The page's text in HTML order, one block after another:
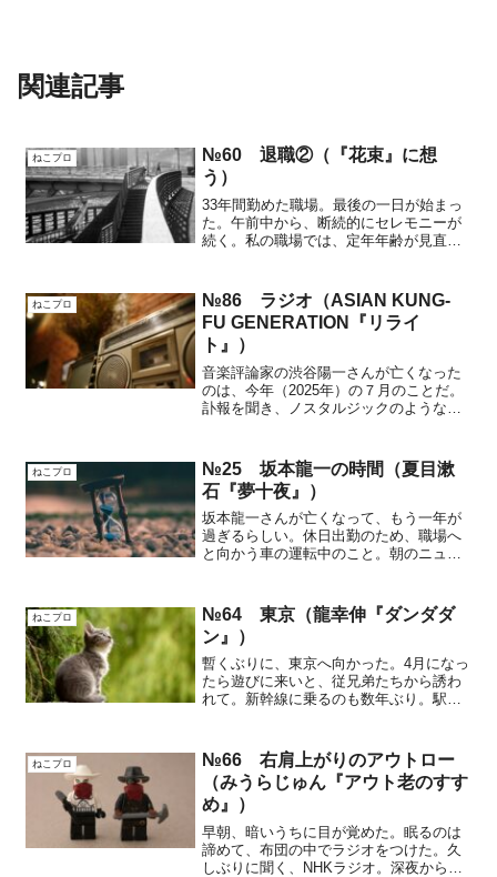
関連記事
ねこプロ
№60 退職②（『花束』に想
う）
33年間勤めた職場。最後の一日が始まっ
た。午前中から、断続的にセレモニーが
続く。私の職場では、定年年齢が見直さ
昨年、定年が一年延びた人達を含め、今
年は退職者の多い年。近...
ねこプロ
№86 ラジオ（ASIAN KUNG-
FU GENERATION『リライ
ト』）
音楽評論家の渋谷陽一さんが亡くなった
のは、今年（2025年）の７月のことだ。
訃報を聞き、ノスタルジックのような、
気分の正体は、いったい何なのか。自分
でも、分からないままだ...
ねこプロ
№25 坂本龍一の時間（夏目漱
石『夢十夜』）
坂本龍一さんが亡くなって、もう一年が
過ぎるらしい。休日出勤のため、職場へ
と向かう車の運転中のこと。朝のニュー
て、音だけになる。信号待ちなどで、一
旦停止した時、途切れ途切れ...
ねこプロ
№64 東京（龍幸伸『ダンダダ
ン』）
暫くぶりに、東京へ向かった。4月になっ
たら遊びに来いと、従兄弟たちから誘わ
れて。新幹線に乗るのも数年ぶり。駅に
いる。こんなだったろうか。窓口で、よ
うやく通路側の席を一つ...
ねこプロ
№66 右肩上がりのアウトロー
（みうらじゅん『アウト老のすす
め』）
早朝、暗いうちに目が覚めた。眠るのは
諦めて、布団の中でラジオをつけた。久
しぶりに聞く、NHKラジオ。深夜から、